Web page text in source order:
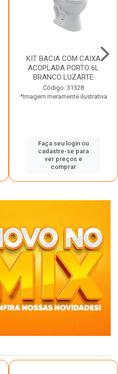
KIT BACIA COM CAIXA
ACOPLADA PORTO 6L
BRANCO LUZARTE
Código: 31328
*Imagem meramente ilustrativa
Faça seu login ou
cadastre-se para
ver preços e
comprar